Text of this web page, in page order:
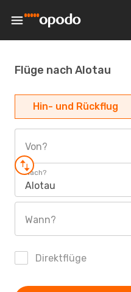
Flüge nach Alotau
Hin- und Rückflug
Von?
Nach?
Alotau
Wann?
Direktflüge